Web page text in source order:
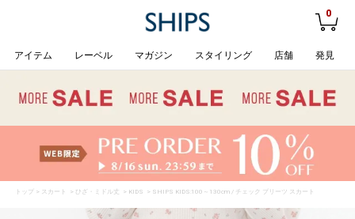
0
アイテム レーベル マガジン スタイリング 店舗 発見
トップ > スカート > ひざ・ミドル丈 > KIDS > SHIPS KIDS:100～130cm / チェック プリーツ スカート